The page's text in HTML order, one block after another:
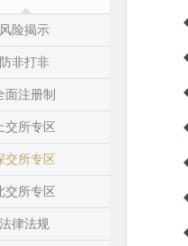
风险揭示
防非打非
面注册制
交所专区
交所专区
交所专区
法律法规